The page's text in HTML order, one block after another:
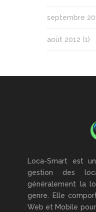
septembre
août 2012 (1)
Loca-Smart est
gestion des
généralement la
genre. Elle
Web et Mobile